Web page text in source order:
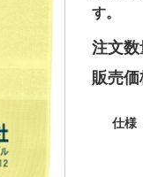
す。
注文数
販売価
仕様